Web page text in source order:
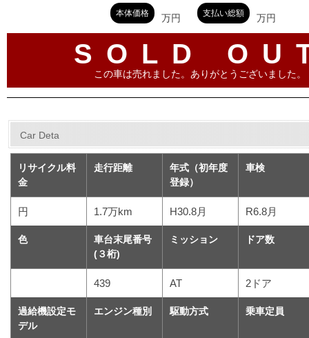
本体価格 万円 支払い総額 万円
SOLD
この車は売れました。ありがとうございました。
Car Deta
リサイクル料
金
走行距離
年式（初年度
登録）
車検
円 1.7万km H30.8月 R6.8月
色
車台末尾番号
(３桁)
ミッション ドア数
439 AT 2ドア
過給機設定モ
デル
エンジン種別 駆動方式 乗車定員